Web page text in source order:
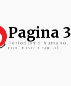
Pagina 3
Periodismo humano,
con mision social